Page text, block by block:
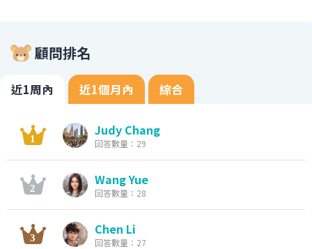
顧問排名
近1周內 近1個月內 綜合
Judy Chang
回答數量：29
Wang Yue
回答數量：28
Chen Li
回答數量：27